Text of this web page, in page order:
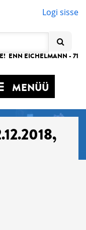
Logi sisse
ENN EICHELMANN - 71
MENÜÜ